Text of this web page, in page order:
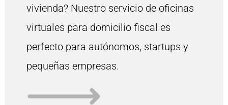
vivienda? Nuestro servicio de oficinas
virtuales para domicilio fiscal es
perfecto para autónomos, startups y
pequeñas empresas.